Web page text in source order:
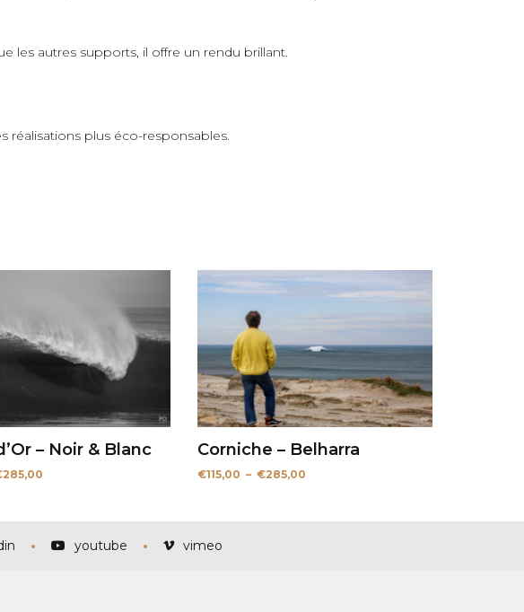
les autres supports, il offre un rendu brillant.
réalisations plus éco-responsables.
– Noir & Blanc
285,00
€285,00
Corniche – Belharra
€115,00 – €285,00Plage
youtube vimeo